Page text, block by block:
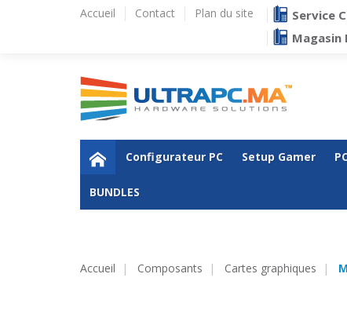
Accueil Contact Plan du site Service
Magasin
Configurateur PC Setup Gamer
BUNDLES
Accueil Composants Cartes graphiques